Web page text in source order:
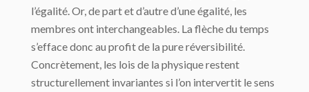
l’égalité. Or, de part et d’autre d’une égalité, les
membres ont interchangeables. La flèche du temps
s’efface donc au profit de la pure réversibilité.
Concrètement, les lois de la physique restent
structurellement invariantes si l’on intervertit le sens